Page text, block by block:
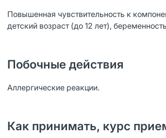
Повышенная чувствительность к
детский возраст (до 12 лет),
Побочные действия
Аллергические реакции.
Как принимать, курс